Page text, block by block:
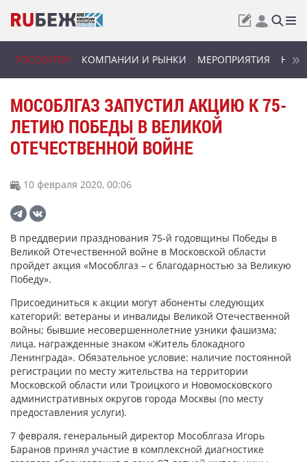
ГОССЕКТОР КОМПАНИИ И РЫНКИ МЕРОПРИЯТИЯ
МОСОБЛГАЗ ЗАПУСТИЛ АКЦИЮ К 75-
ЛЕТИЮ ПОБЕДЫ В ВЕЛИКОЙ
ОТЕЧЕСТВЕННОЙ ВОЙНЕ
10 февраля 2020, 00:06
В преддверии празднования 75-й годовщины Победы в
Великой Отечественной войне в Московской области
пройдет акция «Мособлгаз – с благодарностью за Великую
Победу».
Присоединиться к акции могут абоненты следующих
категорий: ветераны и инвалиды Великой Отечественной
войны; бывшие несовершеннолетние узники фашизма;
лица, награжденные знаком «Житель блокадного
Ленинграда». Обязательное условие: наличие постоянной
регистрации по месту жительства на территории
Московской области или Троицкого и Новомосковского
административных округов города Москвы (по месту
предоставления услуги).
7 февраля, генеральный директор Мособлгаза Игорь
Баранов принял участие в комплексной диагностике